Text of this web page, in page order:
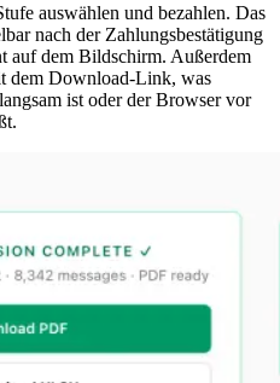
auswählen und bezahlen. Das
nach der Zahlungsbestätigung
auf dem Bildschirm. Außerdem
dem Download-Link, was
ist oder der Browser vor